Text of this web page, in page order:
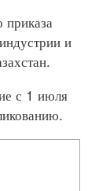
и
с 1 июля